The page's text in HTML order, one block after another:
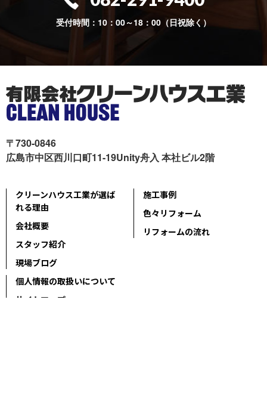
受付時間：10：00～18：00（日祝除く）
〒730-0846
広島市中区西川口町11-19Unity舟入 本社ビル2階
クリーンハウス工業が選ば
れる理由
会社概要
スタッフ紹介
現場ブログ
施工事例
色々リフォーム
リフォームの流れ
個人情報の取扱いについて
サイトマップ